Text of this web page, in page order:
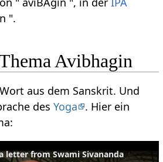
".
Avibhagin
aus dem Sanskrit. Und
desYoga
. Hier ein
letter from Swami Sivananda